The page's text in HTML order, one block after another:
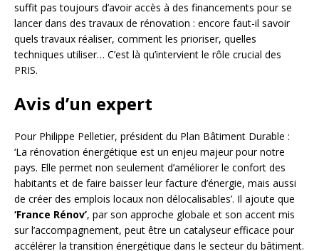
suffit pas toujours d’avoir accès à des financements pour se
lancer dans des travaux de rénovation : encore faut-il savoir
quels travaux réaliser, comment les prioriser, quelles
techniques utiliser… C’est là qu’intervient le rôle crucial des
PRIS.
Avis d’un expert
Pour Philippe Pelletier, président du Plan Bâtiment Durable :
‘La rénovation énergétique est un enjeu majeur pour notre
pays. Elle permet non seulement d’améliorer le confort des
habitants et de faire baisser leur facture d’énergie, mais aussi
de créer des emplois locaux non délocalisables’. Il ajoute que
‘France Rénov’, par son approche globale et son accent mis
sur l’accompagnement, peut être un catalyseur efficace pour
accélérer la transition énergétique dans le secteur du bâtiment.